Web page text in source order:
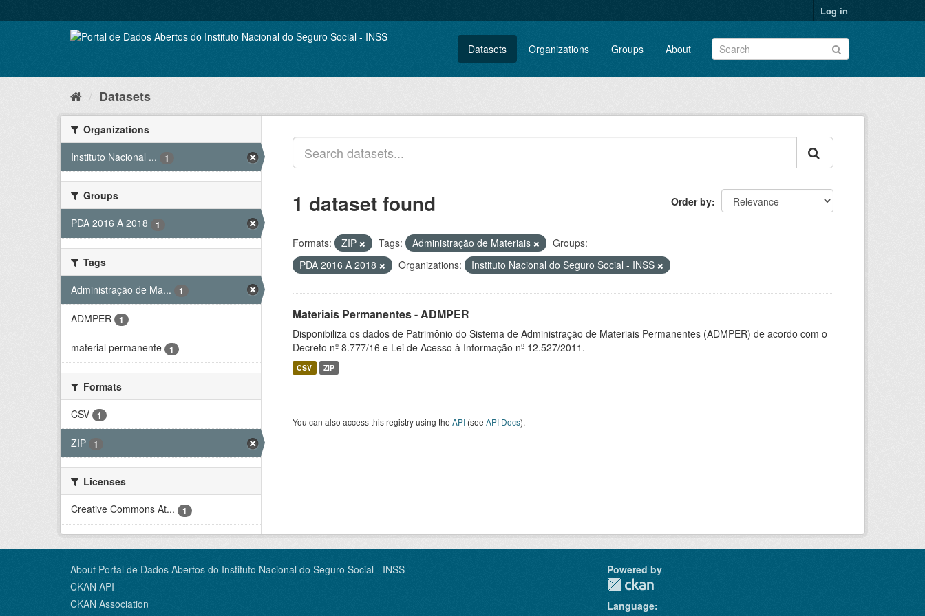
to
Log in
Datasets Organizations Groups About
Datasets
Organizations
Instituto Nacional ...
1
Groups
PDA 2016 A 2018
1
Tags
Administração de Ma...
1
ADMPER 1
material permanente 1
Formats
CSV
1
ZIP 1
Licenses
Creative Commons At...
1
Order by
1 dataset found
Formats: ZIP Tags: Administração de Materiais
Groups:
PDA 2016 A 2018
Organizations: Instituto Nacional do Seguro Social - INSS
Materiais Permanentes - ADMPER
Disponibiliza os dados de Patrimônio do Sistema de Administração de Materiais Permanentes (ADMPER) de acordo com o
Decreto nº 8.777/16 e Lei de Acesso à Informação nº 12.527/2011.
CSV ZIP
You can also access this registry using the API (see API Docs).
About Portal de Dados Abertos do Instituto Nacional do Seguro Social - INSS
CKAN API
CKAN Association
Powered by
Language